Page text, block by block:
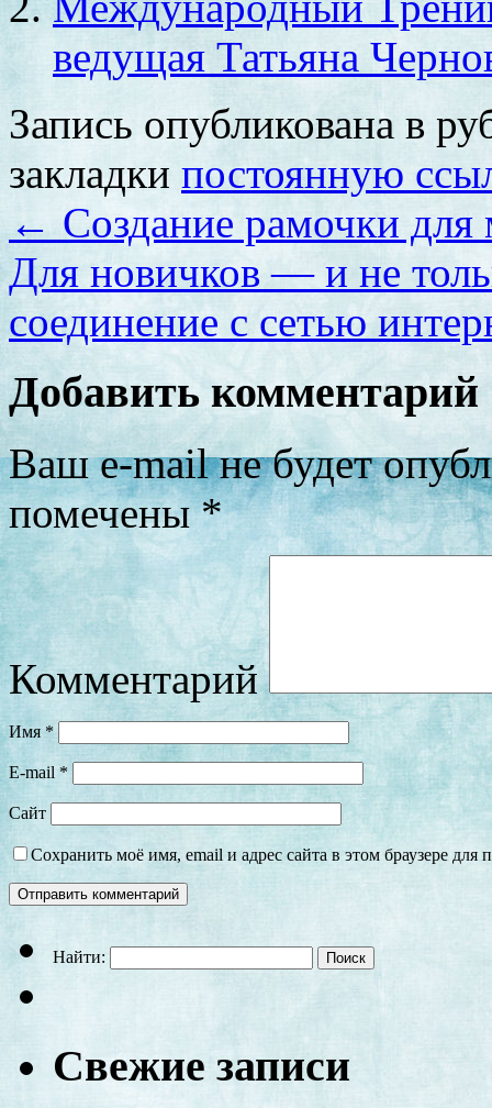
ведущая Татьяна
Запись опубликована в
закладки постоянную
← Создание рамочки
Для новичков — и не
соединение с сетью
Добавить комментарий
Ваш e-mail не будет
помечены*
Комментарий
Имя *
E-mail *
Сайт
Сохранить моё имя, email и адрес сайта в этом браузере
Найти:
Свежие записи